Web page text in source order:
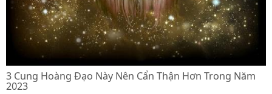
3 Cung Hoàng Đạo Này Nên Cẩn Thận Hơn Trong Năm
2023